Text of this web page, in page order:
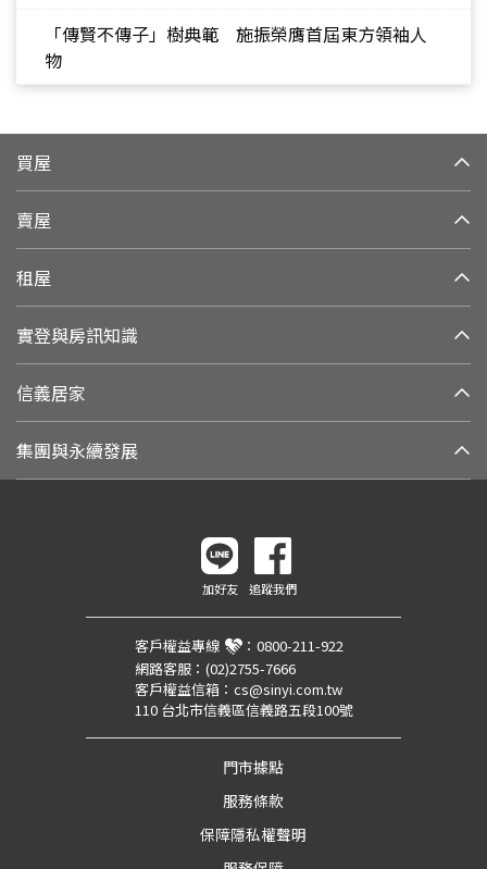
「傳賢不傳子」樹典範 施振榮膺首屆東方領袖人
物
買屋
賣屋
租屋
實登與房訊知識
信義居家
集團與永續發展
加好友 追蹤我們
客戶權益專線 ： 0800-211-922
網路客服： (02)2755-7666
客戶權益信箱： cs@sinyi.com.tw
110 台北市信義區信義路五段100號
門市據點
服務條款
保障隱私權聲明